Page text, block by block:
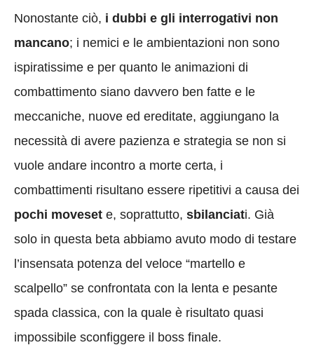
Nonostante ciò, i dubbi e gli interrogativi non
mancano; i nemici e le ambientazioni non sono
ispiratissime e per quanto le animazioni di
combattimento siano davvero ben fatte e le
meccaniche, nuove ed ereditate, aggiungano la
necessità di avere pazienza e strategia se non si
vuole andare incontro a morte certa, i
combattimenti risultano essere ripetitivi a causa dei
pochi moveset e, soprattutto, sbilanciati. Già
solo in questa beta abbiamo avuto modo di testare
l’insensata potenza del veloce “martello e
scalpello” se confrontata con la lenta e pesante
spada classica, con la quale è risultato quasi
impossibile sconfiggere il boss finale.